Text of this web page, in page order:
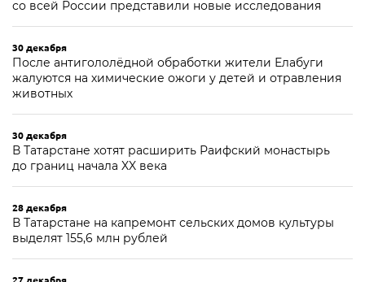
со всей России представили новые исследования
30 декабря
После антигололёдной обработки жители Елабуги
жалуются на химические ожоги у детей и отравления
животных
30 декабря
В Татарстане хотят расширить Раифский монастырь
до границ начала XX века
28 декабря
В Татарстане на капремонт сельских домов культуры
выделят 155,6 млн рублей